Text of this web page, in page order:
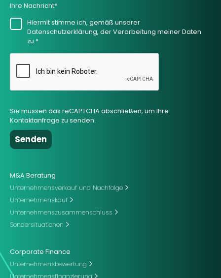
Ihre Nachricht*
Hiermit stimme ich, gemäß unserer
Datenschutzerklärung, der Verarbeitung meiner Daten
zu.*
Sie müssen das reCAPTCHA abschließen, um Ihre
Kontaktanfrage zu senden.
M&A Beratung
Unternehmensverkauf und Nachfolge
Unternehmenskauf
Unternehmenszusammenschluss
Sondersituationen
Corporate Finance
Unternehmensbewertung
Unternehmensfinanzierung